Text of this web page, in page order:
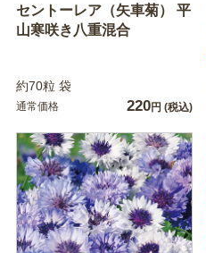
セントーレア（矢車菊） 平
山寒咲き八重混合
約70粒 袋
通常価格 220円 (税込)